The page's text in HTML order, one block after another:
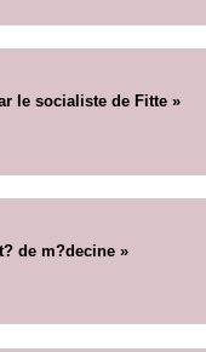
le socialiste de Fitte »
de m?decine »